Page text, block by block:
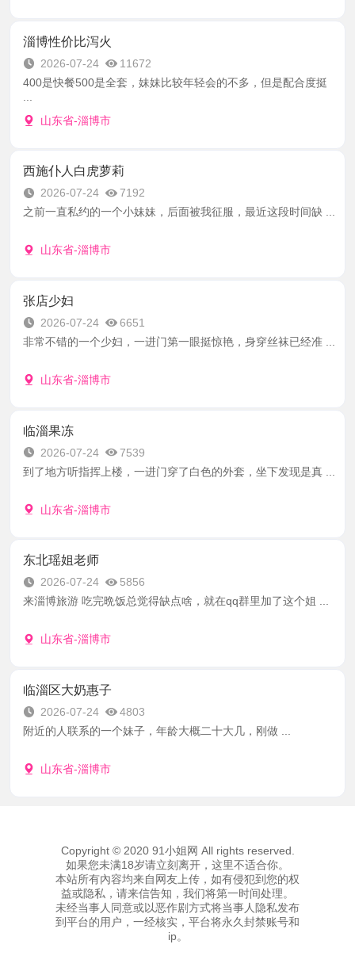
淄博性价比泻火
2026-07-24
11672
400是快餐500是全套，妹妹比较年轻会的不多，但是配合度挺
山东省-淄博市
西施仆人白虎萝莉
2026-07-24
7192
之前一直私约的一个小妹妹，后面被我征服，最近这段时间缺 ...
山东省-淄博市
张店少妇
2026-07-24
6651
非常不错的一个少妇，一进门第一眼挺惊艳，身穿丝袜已经准 ...
山东省-淄博市
临淄果冻
2026-07-24
7539
到了地方听指挥上楼，一进门穿了白色的外套，坐下发现是真 ...
山东省-淄博市
东北瑶姐老师
2026-07-24
5856
来淄博旅游 吃完晩饭总觉得缺点啥，就在qq群里加了这个姐 ...
山东省-淄博市
临淄区大奶惠子
2026-07-24
4803
附近的人联系的一个妹子，年龄大概二十大几，刚做 ...
山东省-淄博市
Copyright © 2020 91小姐网 All rights reserved.
如果您未满18岁请立刻离开，这里不适合你。
本站所有內容均来自网友上传，如有侵犯到您的权
益或隐私，请来信告知，我们将第一时间处理。
未经当事人同意或以恶作剧方式将当事人隐私发布
到平台的用户，一经核实，平台将永久封禁账号和
ip。